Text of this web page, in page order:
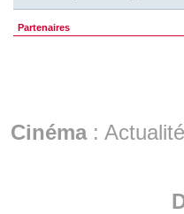
Partenaires
Cinéma: